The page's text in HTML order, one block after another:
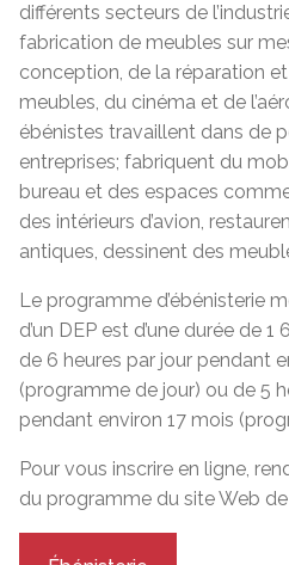
différents secteurs de
fabrication de meubles sur
conception, de la réparation
meubles, du cinéma et de
ébénistes travaillent dans de
entreprises; fabriquent du
bureau et des espaces
des intérieurs d’avion,
antiques, dessinent des
Le programme d’ébénisterie
d’un DEP est d’une durée de 1
de 6 heures par jour pendant
(programme de jour) ou de 5
pendant environ 17 mois
Pour vous inscrire en ligne,
du programme du site Web de